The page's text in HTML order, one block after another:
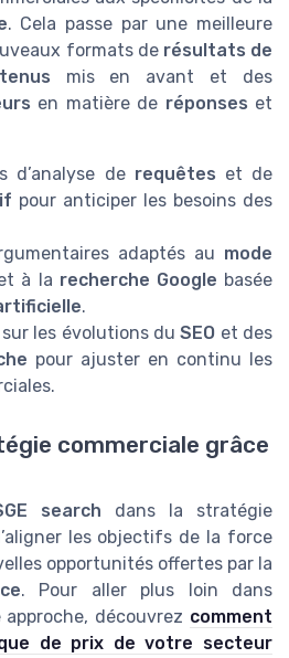
. Cela passe par une meilleure
formats de résultats de
mis en avant et des
en matière de réponses et
d’analyse de requêtes et de
pour anticiper les besoins des
adaptés au mode
à la recherche Google basée
.
les évolutions duSEO et des
pour ajuster en continu les
commerciale grâce
search dans la stratégie
les objectifs de la force
opportunités offertes par la
. Pour aller plus loin dans
découvrez comment
de prix de votre secteur